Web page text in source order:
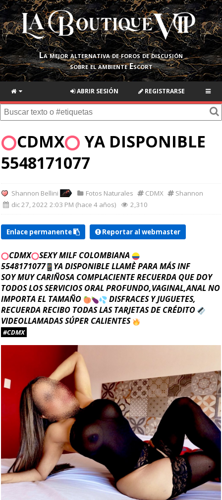
La mejor alternativa de foros de discusión
sobre el ambiente Escort
REGISTRARSE
ABRIR SESIÓN
CDMX
YA DISPONIBLE
5548171077
Shannon Bellini Fotos Naturales CDMX
Shannon
dic 27, 2022 2:03 PM (hace 4 años)
2,310
Enlace permanente Reportar al webmaster
CDMX
SEXY MILF COLOMBIANA
5548171077
YA DISPONIBLE LLAMÈ PARA MÁS INF
SOY MUY CARIÑOSA COMPLACIENTE RECUERDA QUE DOY
TODOS LOS SERVICIOS ORAL PROFUNDO,VAGINAL,ANAL NO
IMPORTA EL TAMAÑO
DISFRACES Y JUGUETES,
RECUERDA RECIBO TODAS LAS TARJETAS DE CRÉDITO
VIDEOLLAMADAS SÚPER CALIENTES
#CDMX